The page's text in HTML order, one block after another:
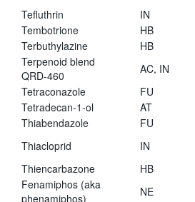
Tefluthrin
IN
Tembotrione
HB
Terbuthylazine
HB
Terpenoid blend
QRD-460
AC, IN
Tetraconazole
FU
Tetradecan-1-ol
AT
Thiabendazole
FU
Thiacloprid
IN
Thiencarbazone
HB
Fenamiphos (aka
phenamiphos)
NE